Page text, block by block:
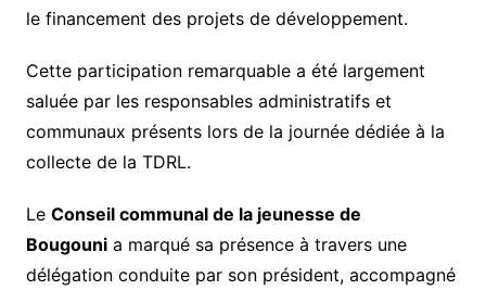
le financement des projets de développement.
Cette participation remarquable a été largement
saluée par les responsables administratifs et
communaux présents lors de la journée dédiée à la
collecte de la TDRL.
Le Conseil communal de la jeunesse de
Bougounia marqué sa présence à travers une
délégation conduite par son président, accompagné